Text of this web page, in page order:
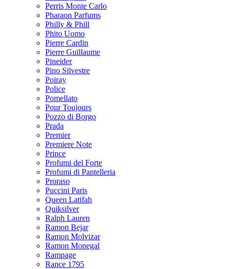
Perris Monte Carlo
Pharaon Parfums
Philly & Phill
Phito Uomo
Pierre Cardin
Pierre Guillaume
Pineider
Pino Silvestre
Poiray
Police
Pomellato
Pour Toujours
Pozzo di Borgo
Prada
Premier
Premiere Note
Prince
Profumi del Forte
Profumi di Pantelleria
Proraso
Puccini Paris
Queen Latifah
Quiksilver
Ralph Lauren
Ramon Bejar
Ramon Molvizar
Ramon Monegal
Rampage
Rance 1795